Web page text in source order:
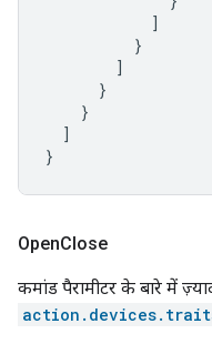
]
}
]
}
}
]
}
OpenClose
कमांड पैरामीटर के बारे में